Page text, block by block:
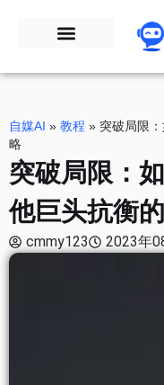
自媒AI » 教程 » 突破局限
略
突破局限：
他巨头抗衡
cmmy123 2023年